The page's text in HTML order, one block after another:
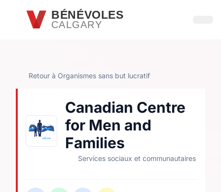
Passer au contenu principal
BÉNÉVOLES
CALGARY
Retour à Organismes sans but lucratif
Canadian Centre
for Men and
Families
Services sociaux et communautaires